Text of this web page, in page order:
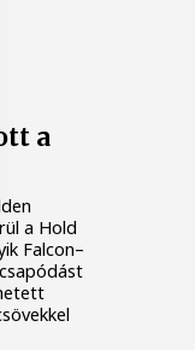
a
a Hold
Falcon–